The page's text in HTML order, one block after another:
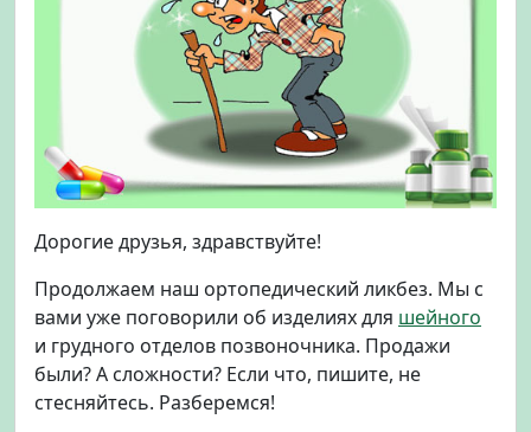
и
т
п
д
ч
с
к
и
й
Дорогие друзья, здравствуйте!
Продолжаем наш ортопедический ликбез. Мы с
вами уже поговорили об изделиях для шейного
и грудного отделов позвоночника. Продажи
были? А сложности? Если что, пишите, не
стесняйтесь. Разберемся!